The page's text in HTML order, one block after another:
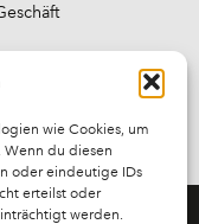
wie Cookies, um
Wenn du diesen
oder eindeutige IDs
erteilst oder
werden.